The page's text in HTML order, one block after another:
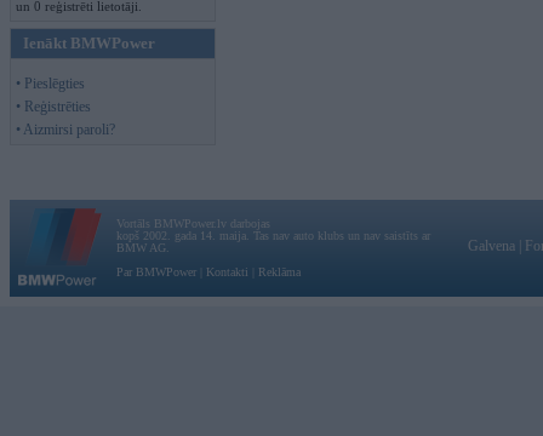
un 0 reģistrēti lietotāji.
Ienākt BMWPower
• Pieslēgties
• Reģistrēties
• Aizmirsi paroli?
Vortāls BMWPower.lv darbojas
kopš 2002. gada 14. maija. Tas nav auto klubs un nav saistīts ar
BMW AG.
Par BMWPower
Kontakti Reklāma
Galvena